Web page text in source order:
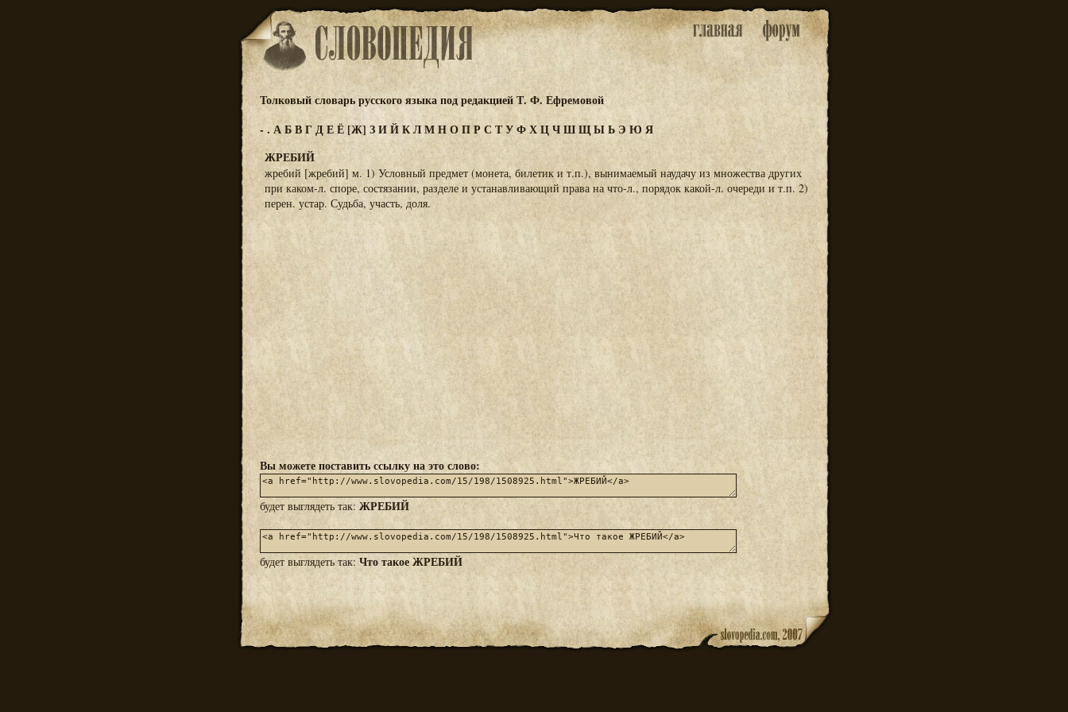
Толковый словарь русского языка под редакцией Т. Ф. Ефремовой
-. АБВГДЕЁ [Ж] ЗИЙКЛМНОПР С ТУФХЦЧШЩЫЬ Э Ю Я
ЖРЕБИЙ
жребий [жребий] м. 1) Условный предмет (монета, билетик и т.п.), вынимаемый наудачу из множества других
при каком-л. споре, состязании, разделе и устанавливающий права на что-л., порядок какой-л. очереди и т.п. 2)
перен. устар. Судьба, участь, доля.
Вы можете поставить ссылку на это слово:
будет выглядеть так: ЖРЕБИЙ
будет выглядеть так: Что такое ЖРЕБИЙ